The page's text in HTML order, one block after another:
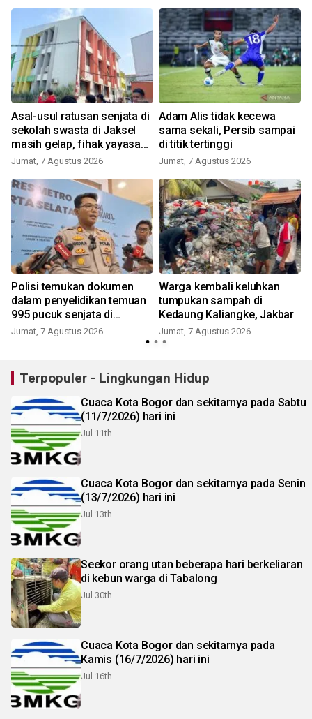
Asal-usul ratusan senjata di
sekolah swasta di Jaksel
masih gelap, fihak yayasan
tak tahu
Jumat, 7 Agustus 2026
Adam Alis tidak kecewa
sama sekali, Persib sampai
di titik tertinggi
Jumat, 7 Agustus 2026
Polisi temukan dokumen
dalam penyelidikan temuan
995 pucuk senjata di
sekolah
Jumat, 7 Agustus 2026
Warga kembali keluhkan
tumpukan sampah di
Kedaung Kaliangke, Jakbar
Jumat, 7 Agustus 2026
Terpopuler - Lingkungan Hidup
Cuaca Kota Bogor dan sekitarnya pada Sabtu
(11/7/2026) hari ini
Jul 11th
Cuaca Kota Bogor dan sekitarnya pada Senin
(13/7/2026) hari ini
Jul 13th
Seekor orang utan beberapa hari berkeliaran
di kebun warga di Tabalong
Jul 30th
Cuaca Kota Bogor dan sekitarnya pada
Kamis (16/7/2026) hari ini
Jul 16th